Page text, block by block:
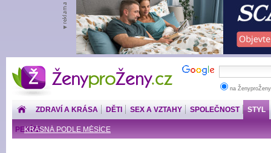
ŽenyproŽeny.cz
na
ZDRAVÍ A KRÁSA DĚTI SEX A VZTAHY SPOLEČNOST STYL
KRÁSNÁ PODLE MĚSÍCE
PENÍZE